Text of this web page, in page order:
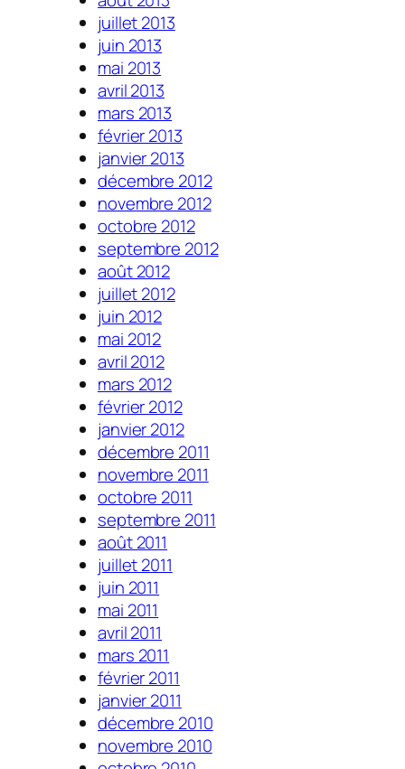
juillet 2013
juin 2013
mai 2013
avril 2013
mars 2013
février 2013
janvier 2013
décembre 2012
novembre 2012
octobre 2012
septembre 2012
août 2012
juillet 2012
juin 2012
mai 2012
avril 2012
mars 2012
février 2012
janvier 2012
décembre 2011
novembre 2011
octobre 2011
septembre 2011
août 2011
juillet 2011
juin 2011
mai 2011
avril 2011
mars 2011
février 2011
janvier 2011
décembre 2010
novembre 2010